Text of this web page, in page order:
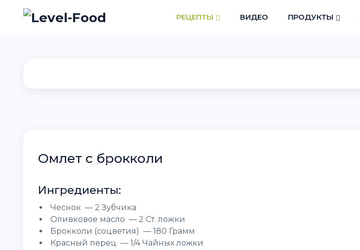
РЕЦЕПТЫ ВИДЕО ПРОДУКТЫ
Омлет с брокколи
Ингредиенты:
Чеснок — 2 Зубчика
Оливковое масло — 2 Ст. ложки
Брокколи (соцветия) — 180 Грамм
Красный перец — 1/4 Чайных ложки